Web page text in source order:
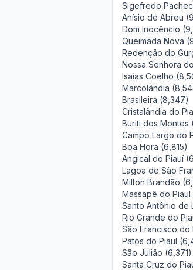
Sigefredo
Anísio de Abreu
Dom Inocêncio
Queimada Nova
Redenção do
Nossa Senhora
Isaías Coelho
Marcolândia
Brasileira (8,347)
Cristalândia do
Buriti dos Montes
Campo Largo do
Boa Hora (6,815)
Angical do Piauí
Lagoa de São
Milton Brandão
Massapê do
Santo Antônio de
Rio Grande do
São Francisco do
Patos do Piauí
São Julião (6,371)
Santa Cruz do